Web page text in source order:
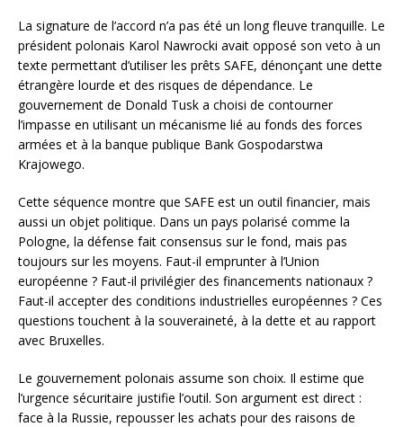
La signature de l’accord n’a pas été un long fleuve tranquille. Le
président polonais Karol Nawrocki avait opposé son veto à un
texte permettant d’utiliser les prêts SAFE, dénonçant une dette
étrangère lourde et des risques de dépendance. Le
gouvernement de Donald Tusk a choisi de contourner
l’impasse en utilisant un mécanisme lié au fonds des forces
armées et à la banque publique Bank Gospodarstwa
Krajowego.
Cette séquence montre que SAFE est un outil financier, mais
aussi un objet politique. Dans un pays polarisé comme la
Pologne, la défense fait consensus sur le fond, mais pas
toujours sur les moyens. Faut-il emprunter à l’Union
européenne ? Faut-il privilégier des financements nationaux ?
Faut-il accepter des conditions industrielles européennes ? Ces
questions touchent à la souveraineté, à la dette et au rapport
avec Bruxelles.
Le gouvernement polonais assume son choix. Il estime que
l’urgence sécuritaire justifie l’outil. Son argument est direct :
face à la Russie, repousser les achats pour des raisons de